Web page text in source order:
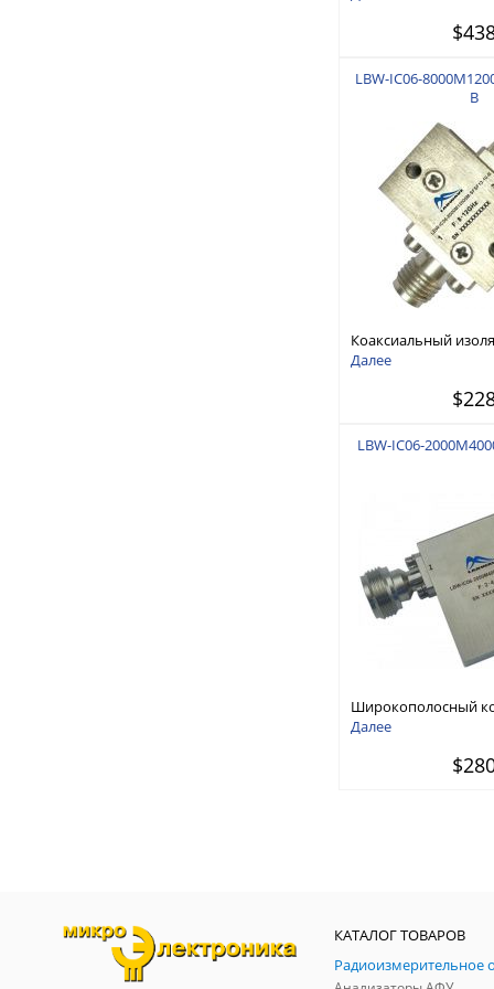
LBW-IC06-
B
Коаксиальный
ГГц
Далее
LBW-IC06-
Широкополосный
изолятор 2 ГГц - 4 ГГц
Далее
КАТАЛОГ ТОВАРОВ